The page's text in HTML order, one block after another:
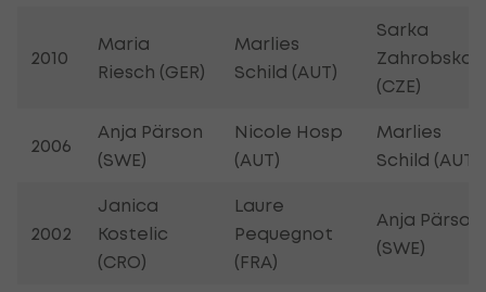
2010
Maria
Riesch (GER)
Marlies
Schild (AUT)
Sarka
Zahrobska
(CZE)
2006
Anja Pärson
(SWE)
Nicole Hosp
(AUT)
Marlies
Schild (AUT
2002
Janica
Kostelic
(CRO)
Laure
Pequegnot
(FRA)
Anja Pärson
(SWE)